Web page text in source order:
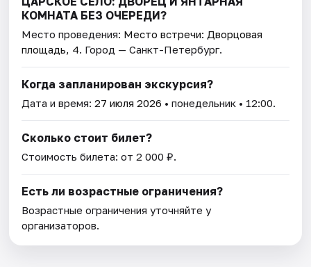
КОМНАТА БЕЗ ОЧЕРЕДИ?
Место проведения: Место встречи: Дворцовая
площадь, 4. Город — Санкт-Петербург.
Когда запланирован экскурсия?
Дата и время:27 июля 2026 • понедельник • 12:00.
Сколько стоит билет?
Стоимость билета: от 2 000 ₽.
Есть ли возрастные ограничения?
Возрастные ограничения уточняйте у
организаторов.